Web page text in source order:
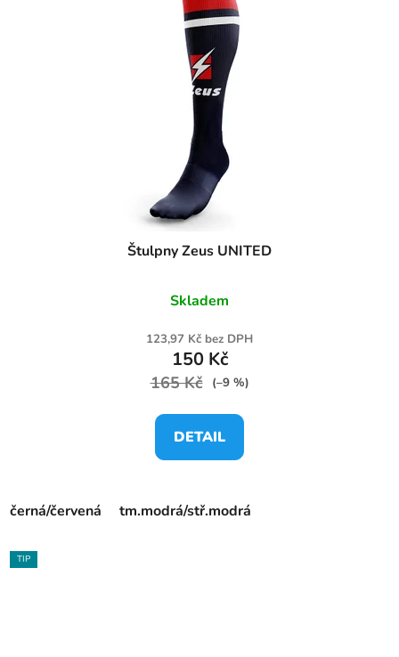
Štulpny Zeus UNITED
Skladem
123,97 Kč bez DPH
150 Kč
165 Kč (–9 %)
DETAIL
černá/červená tm.modrá/stř.modrá
TIP